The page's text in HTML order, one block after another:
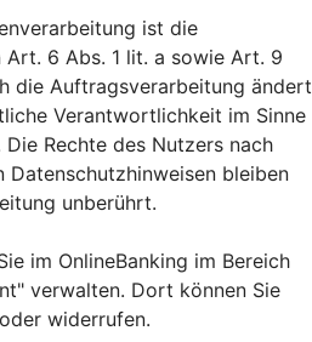
ist die
Art. 6 Abs. 1 lit. a sowie Art. 9
die Auftragsverarbeitung ändert
Verantwortlichkeit im Sinne
Rechte des Nutzers nach
Datenschutzhinweisen bleiben
unberührt.
im OnlineBanking im Bereich
verwalten. Dort können Sie
widerrufen.